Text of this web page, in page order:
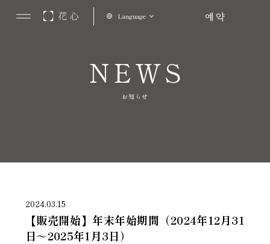
Language 예약
NEWS
お知らせ
2024.03.15
【販売開始】年末年始期間（2024年12月31
日～2025年1月3日）